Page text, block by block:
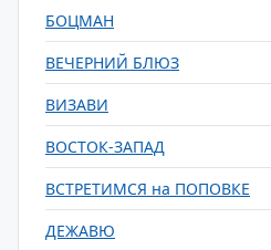
БОЦМАН
ВЕЧЕРНИЙ БЛЮЗ
ВИЗАВИ
ВОСТОК-ЗАПАД
ВСТРЕТИМСЯ на ПОПОВКЕ
ДЕЖАВЮ